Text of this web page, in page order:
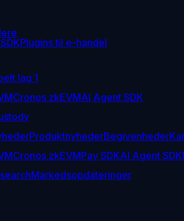
Plugins til e-handel
lag 1
Cronos zkEVMAI Agent SDK
ProduktnyhederBegivenheder
Cronos zkEVMPay SDKAI Agent SDK
Markedsopdateringer